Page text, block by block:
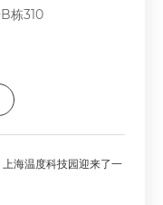
栋310
海温度科技园迎来了一